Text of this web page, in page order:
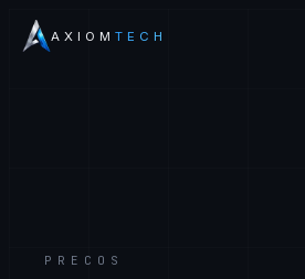
AXIOM TECH
PRECOS